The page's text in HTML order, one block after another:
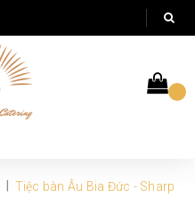
Tiệc bàn Âu Bia Đức - Sharp